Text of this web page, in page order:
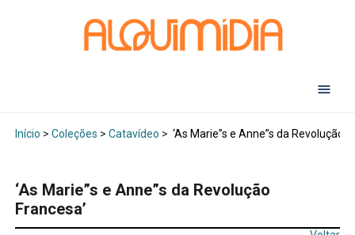
Início > Coleções > Catavídeo > ‘As Marie”s e Anne”s da Revolução
‘As Marie”s e Anne”s da Revolução
Francesa’